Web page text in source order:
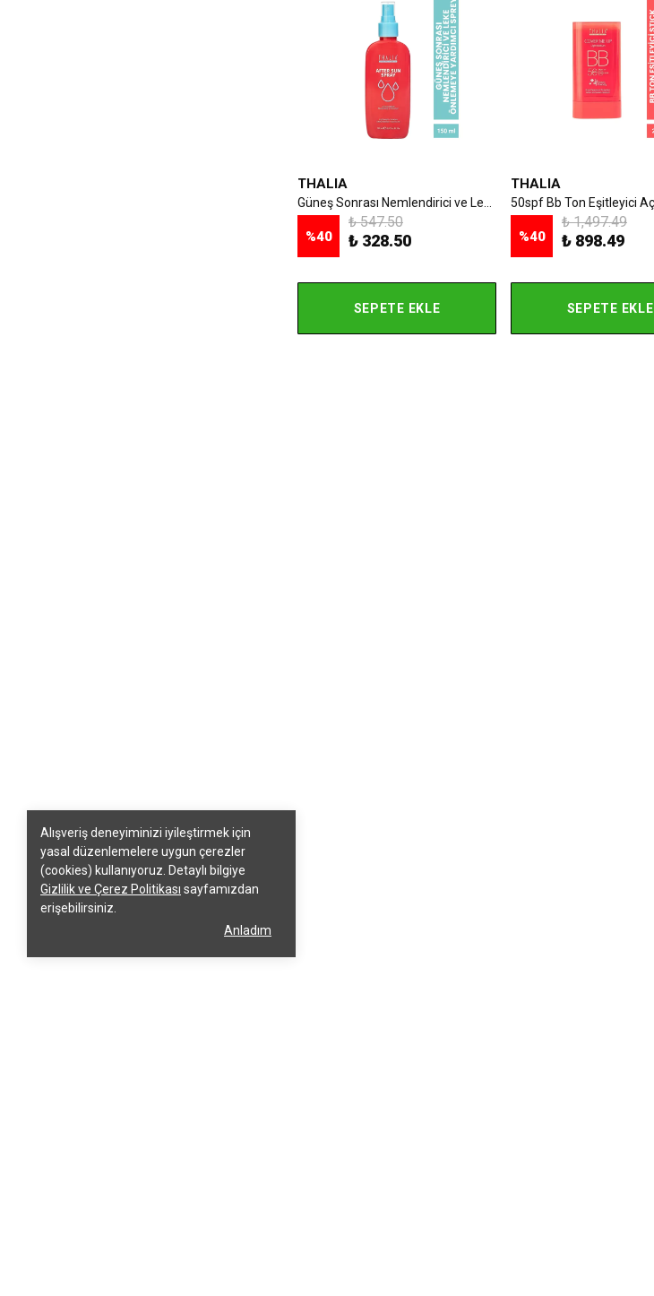
Alışveriş deneyiminizi iyileştirmek için
yasal düzenlemelere uygun çerezler
(cookies) kullanıyoruz. Detaylı bilgiye
Gizlilik ve Çerez Politikası sayfamızdan
erişebilirsiniz.
Anladım
THALIA
%40
₺ 547.50
₺ 328.50
SEPETE EKLE
THALIA
%40
₺ 1,497.49
₺ 898.49
SEPETE EKLE